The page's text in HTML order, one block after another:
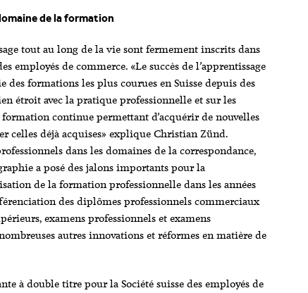
de la formation
tout au long de la vie sont fermement inscrits dans
employés de commerce. «Le succès de l’apprentissage
formations les plus courues en Suisse depuis des
étroit avec la pratique professionnelle et sur les
continue permettant d’acquérir de nouvelles
celles déjà acquises» explique Christian Zünd.
dans les domaines de la correspondance,
a posé des jalons importants pour la
de la formation professionnelle dans les années
des diplômes professionnels commerciaux
examens professionnels et examens
autres innovations et réformes en matière de
à double titre pour la Société suisse des employés de